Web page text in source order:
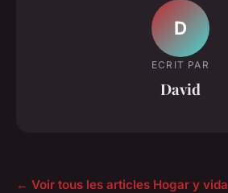
D
ECRIT PAR
David
← Voir tous les articles Hogar y vida